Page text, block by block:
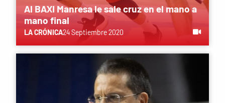
Al BAXI Manresa le sale cruz en el mano a
mano final
LA CRÓNICA24 Septiembre 2020